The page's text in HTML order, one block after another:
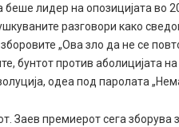
беше лидер на опозицијата во
разговори како
„Ова зло да не се
бунтот против аболицијата
одеа под паролата
Заев премиерот сега